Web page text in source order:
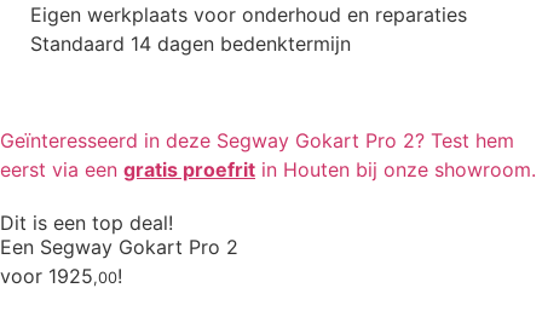
Eigen werkplaats voor onderhoud en reparaties
Standaard 14 dagen bedenktermijn
Geïnteresseerd in deze Segway Gokart Pro 2? Test hem
eerst via een gratis proefrit in Houten bij onze showroom.
Dit is een top deal!
Een Segway Gokart Pro 2
voor 1925,00!